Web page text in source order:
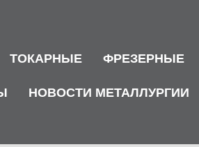
ТОКАРНЫЕ ФРЕЗЕРНЫЕ
НОВОСТИ МЕТАЛЛУРГИИ